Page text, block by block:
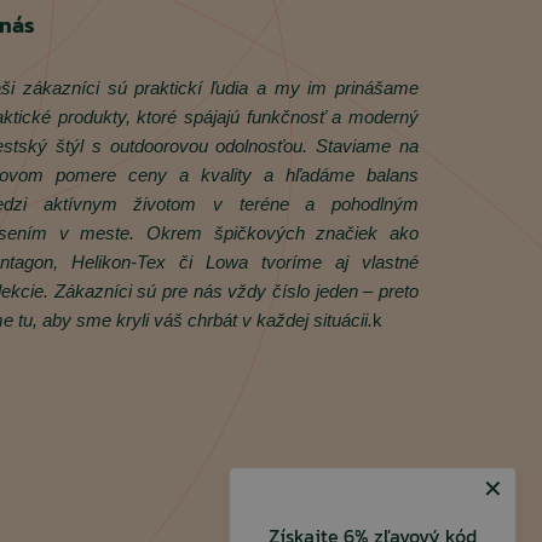
zákazníci sú praktickí ľudia a my im prinášame
produkty, ktoré spájajú funkčnosť a moderný
štýl s outdoorovou odolnosťou. Staviame na
pomere ceny a kvality a hľadáme balans
aktívnym životom v teréne a pohodlným
v meste. Okrem špičkových značiek ako
Helikon‑Tex či Lowa tvoríme aj vlastné
Zákazníci sú pre nás vždy číslo jeden – preto
tu, aby sme kryli váš chrbát v každej situácii.k
✕
Získajte 6% zľavový kód